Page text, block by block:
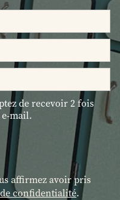
de recevoir 2 fois
mail.
affirmez avoir pris
confidentialité.